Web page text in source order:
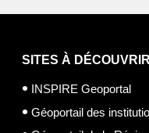
SITES À DÉCOUVRIR
INSPIRE Geoportal
Géoportail des